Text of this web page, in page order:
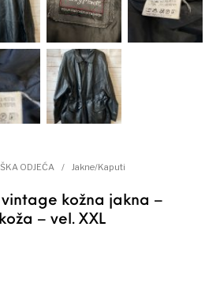
ODJEĆA / Jakne/Kaputi
vintage kožna jakna –
– vel. XXL